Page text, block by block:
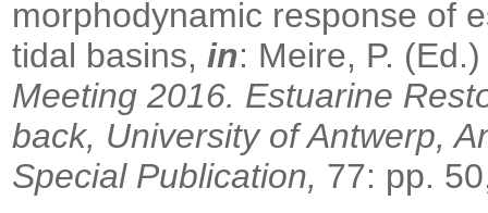
morphodynamic response of
tidal basins, in: Meire, P.
Meeting 2016. Estuarine
back, University of Antwerp,
Special Publication, 77: pp.